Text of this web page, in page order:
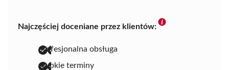
Najczęściej doceniane przez klientów:
profesjonalna obsługa
szybkie terminy